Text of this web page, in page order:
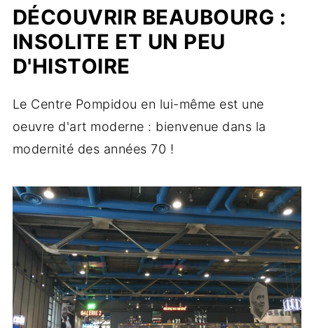
DÉCOUVRIR BEAUBOURG :
INSOLITE ET UN PEU
D'HISTOIRE
Le Centre Pompidou en lui-même est une
oeuvre d'art moderne : bienvenue dans la
modernité des années 70 !